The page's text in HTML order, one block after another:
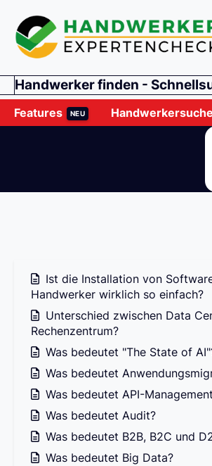
Handwerker finden -
Features NEU Handwerkersuche
Ist die Installation von
Handwerker wirklich so einfach?
Unterschied zwischen Data
Rechenzentrum?
Was bedeutet "The State of
Was bedeutet
Was bedeutet API-
Was bedeutet Audit?
Was bedeutet B2B, B2C und
Was bedeutet Big Data?